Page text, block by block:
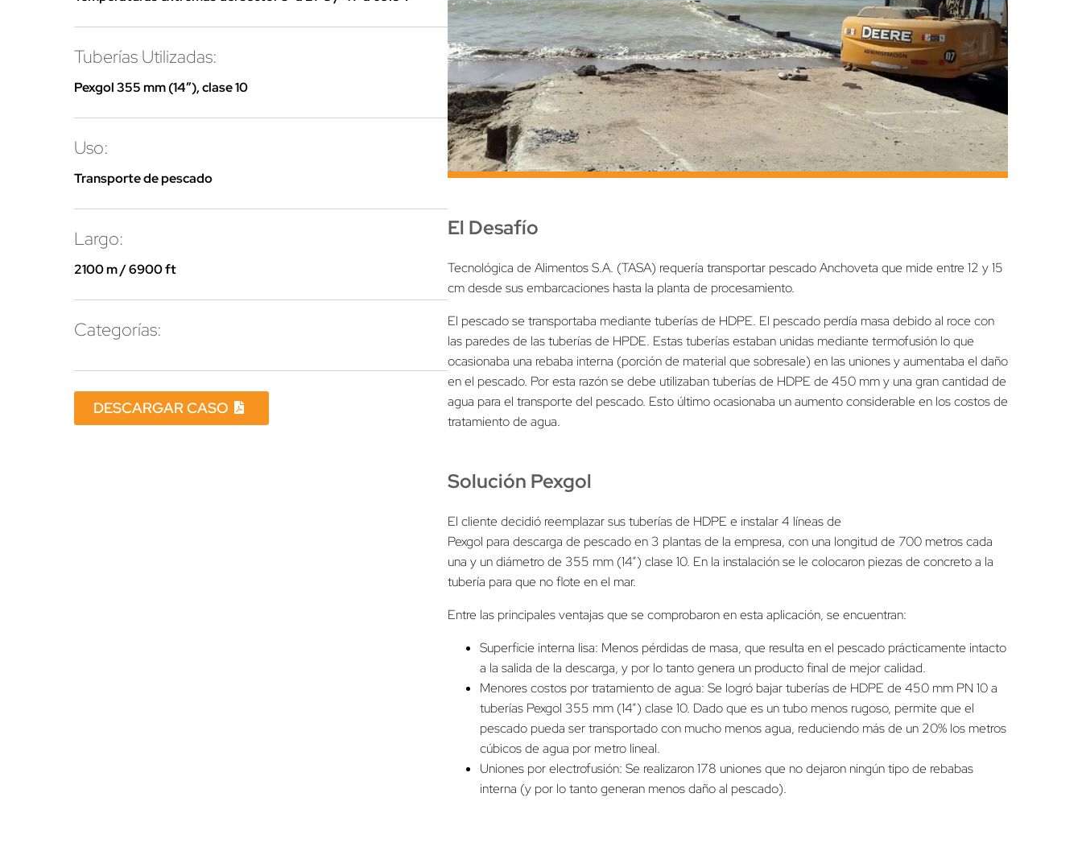
Tuberías Utilizadas:
Pexgol 355 mm (14”), clase 10
Uso:
Transporte de pescado
Largo:
2100 m / 6900 ft
Categorías:
DESCARGAR CASO
El Desafío
Tecnológica de Alimentos S.A. (TASA) requería transportar pescado Anchoveta que mide entre 12 y 15
cm desde sus embarcaciones hasta la planta de procesamiento.
El pescado se transportaba mediante tuberías de HDPE. El pescado perdía masa debido al roce con
las paredes de las tuberías de HPDE. Estas tuberías estaban unidas mediante termofusión lo que
ocasionaba una rebaba interna (porción de material que sobresale) en las uniones y aumentaba el daño
en el pescado. Por esta razón se debe utilizaban tuberías de HDPE de 450 mm y una gran cantidad de
agua para el transporte del pescado. Esto último ocasionaba un aumento considerable en los costos de
tratamiento de agua.
Solución Pexgol
El cliente decidió reemplazar sus tuberías de HDPE e instalar 4 líneas de
Pexgol para descarga de pescado en 3 plantas de la empresa, con una longitud de 700 metros cada
una y un diámetro de 355 mm (14”) clase 10. En la instalación se le colocaron piezas de concreto a la
tubería para que no flote en el mar.
Entre las principales ventajas que se comprobaron en esta aplicación, se encuentran:
Superficie interna lisa: Menos pérdidas de masa, que resulta en el pescado prácticamente intacto
a la salida de la descarga, y por lo tanto genera un producto final de mejor calidad.
Menores costos por tratamiento de agua: Se logró bajar tuberías de HDPE de 450 mm PN 10 a
tuberías Pexgol 355 mm (14”) clase 10. Dado que es un tubo menos rugoso, permite que el
pescado pueda ser transportado con mucho menos agua, reduciendo más de un 20% los metros
cúbicos de agua por metro lineal.
Uniones por electrofusión: Se realizaron 178 uniones que no dejaron ningún tipo de rebabas
interna (y por lo tanto generan menos daño al pescado).